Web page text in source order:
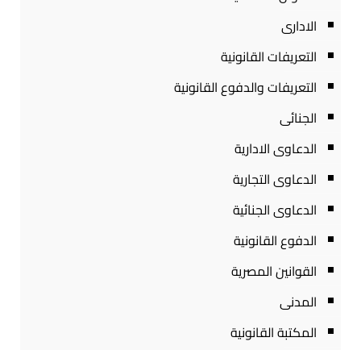
الادارى
التعريفات القانونية
التعريفات والدفوع القانونية
الجنائى
الدعاوى الادارية
الدعاوى التجارية
الدعاوى الجنائية
الدفوع القانونية
القوانين المصرية
المدنى
المكتبة القانونية